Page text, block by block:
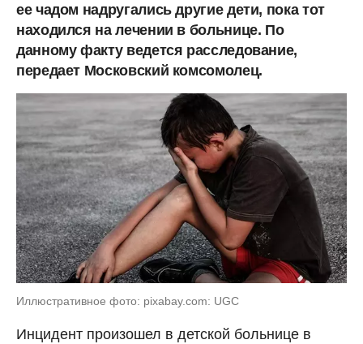
ее чадом надругались другие дети, пока тот
находился на лечении в больнице. По
данному факту ведется расследование,
передает Московский комсомолец.
Иллюстративное фото: pixabay.com: UGC
Инцидент произошел в детской больнице в